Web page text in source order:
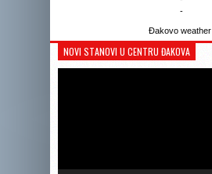
-
Đakovo weather
NOVI STANOVI U CENTRU ĐAKOVA